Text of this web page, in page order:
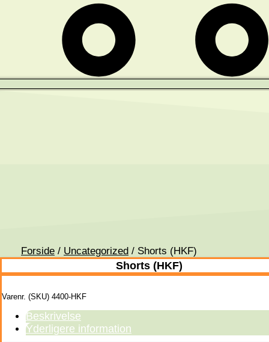
Forside / Uncategorized / Shorts (HKF)
Shorts (HKF)
Varenr. (SKU) 4400-HKF
Beskrivelse
Yderligere information